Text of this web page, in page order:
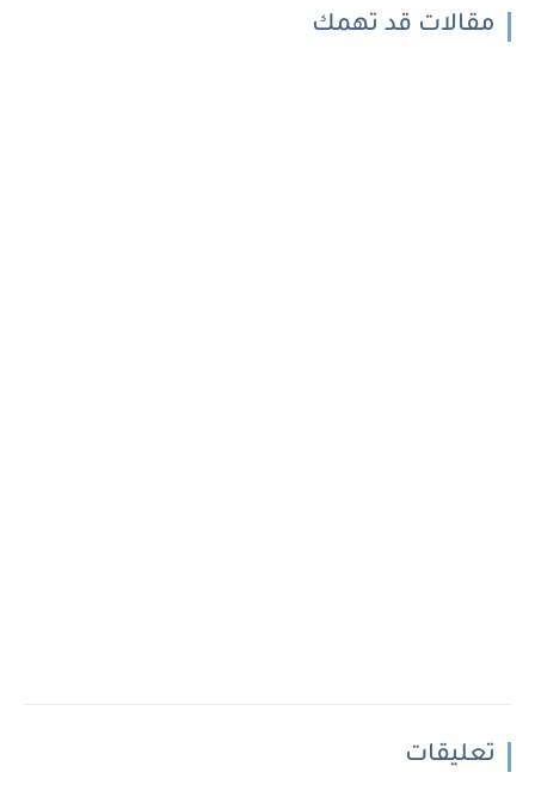
مقالات قد تهمك
تعليقات